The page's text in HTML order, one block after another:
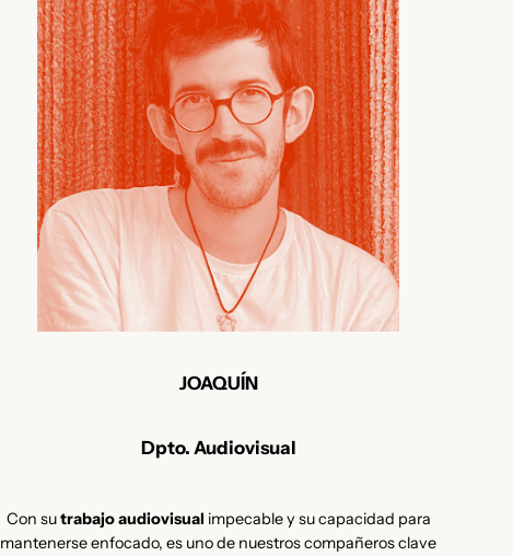
JOAQUÍN
Dpto. Audiovisual
Con sutrabajo audiovisual impecable y su capacidad para
mantenerse enfocado, es uno de nuestros compañeros clave